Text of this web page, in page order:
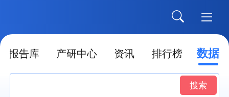
报告库 产研中心 资讯 排行榜 数据
搜索